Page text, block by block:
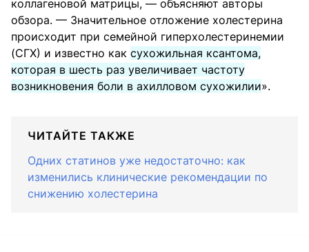
коллагеновой матрицы, — объясняют авторы
обзора. — Значительное отложение холестерина
происходит при семейной гиперхолестеринемии
(СГХ) и известно как сухожильная ксантома,
которая в шесть раз увеличивает частоту
возникновения боли в ахилловом сухожилии».
ЧИТАЙТЕ ТАКЖЕ
Одних статинов уже недостаточно: как
изменились клинические рекомендации по
снижению холестерина